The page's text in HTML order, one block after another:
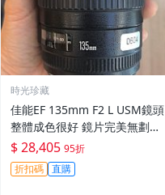
時光珍藏
佳能EF 135mm F2 L USM鏡頭
整體成色很好 鏡片完美無劃痕
功能一切正常 無拆修無-3430
$ 28,405 95折
折扣碼 直購